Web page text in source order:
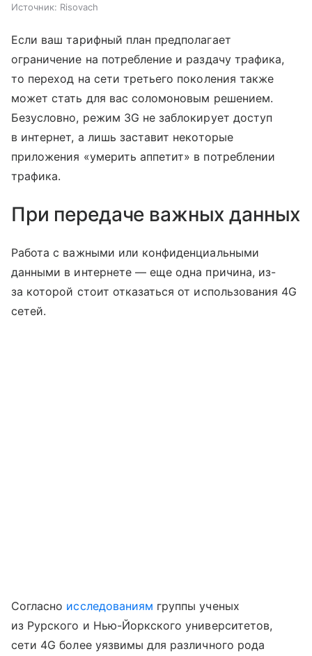
Источник: Risovach
Если ваш тарифный план предполагает
ограничение на потребление и раздачу трафика,
то переход на сети третьего поколения также
может стать для вас соломоновым решением.
Безусловно, режим 3G не заблокирует доступ
в интернет, а лишь заставит некоторые
приложения «умерить аппетит» в потреблении
трафика.
При передаче важных данных
Работа с важными или конфиденциальными
данными в интернете — еще одна причина, из-
за которой стоит отказаться от использования 4G
сетей.
Согласно исследованиям группы ученых
из Рурского и Нью-Йоркского университетов,
сети 4G более уязвимы для различного рода